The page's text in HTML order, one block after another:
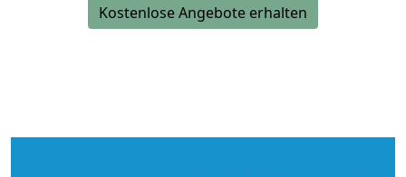
Kostenlose Angebote erhalten